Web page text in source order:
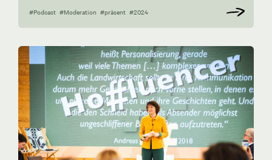
#Podcast #Moderation #präsent #2024